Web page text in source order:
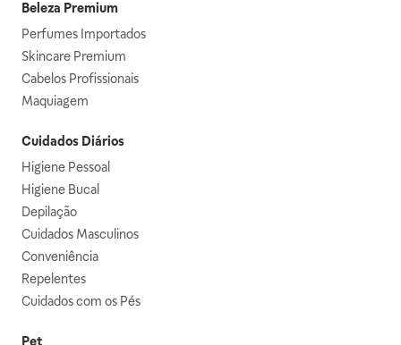
Beleza Premium
Perfumes Importados
Skincare Premium
Cabelos Profissionais
Maquiagem
Cuidados Diários
Higiene Pessoal
Higiene Bucal
Depilação
Cuidados Masculinos
Conveniência
Repelentes
Cuidados com os Pés
Pet